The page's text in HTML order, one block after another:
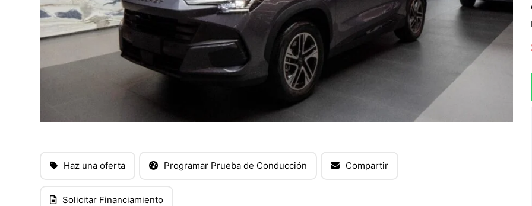
Haz una oferta Programar Prueba de Conducción Compartir
Solicitar Financiamiento